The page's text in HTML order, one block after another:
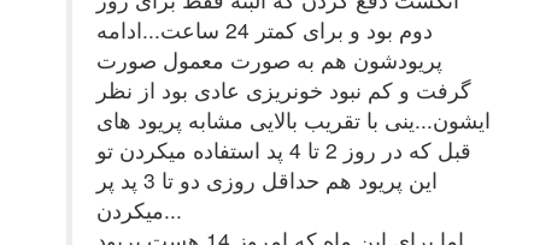
دوم بود و برای کمتر 24 ساعت...ادامه
پریودشون هم به صورت معمول صورت
گرفت و کم نبود خونریزی عادی بود از نظر
ایشون...ینی با تقریب بالایی مشابه پریود های
قبل که در روز 2 تا 4 پد استفاده میکردن تو
این پریود هم حداقل روزی دو تا 3 پد پر
میکردن...